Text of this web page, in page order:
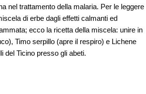
nel trattamento della malaria. Per le leggere
di erbe dagli effetti calmanti ed
ecco la ricetta della miscela: unire in
Timo serpillo (apre il respiro) e Lichene
del Ticino presso gli abeti.